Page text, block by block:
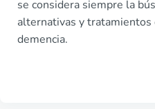
se considera siempre la
alternativas y tratamientos
demencia.